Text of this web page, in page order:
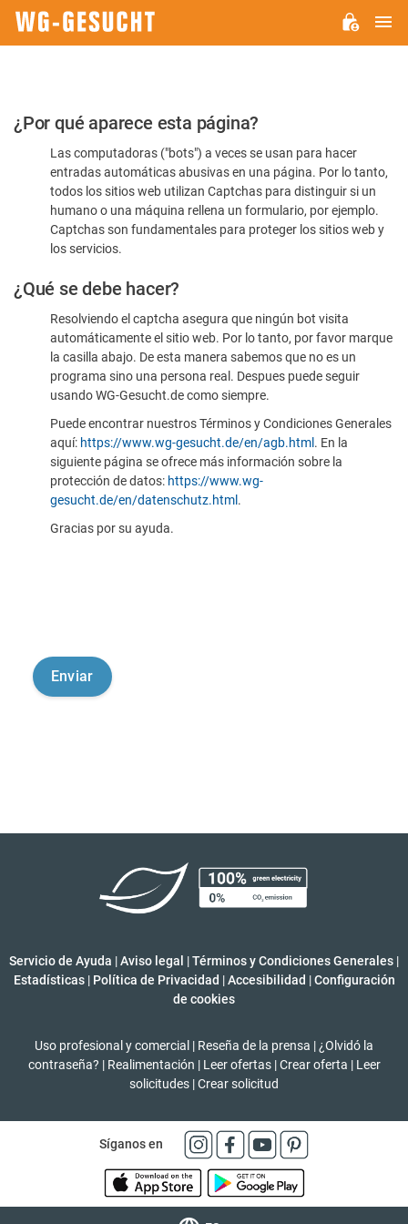
Por
favor,
confirme
humano
¿Por qué aparece esta página?
Las computadoras ("bots") a veces se usan para hacer
entradas automáticas abusivas en una página. Por lo tanto,
todos los sitios web utilizan Captchas para distinguir si un
humano o una máquina rellena un formulario, por ejemplo.
Captchas son fundamentales para proteger los sitios web y
los servicios.
¿Qué se debe hacer?
Resolviendo el captcha asegura que ningún bot visita
automáticamente el sitio web. Por lo tanto, por favor marque
la casilla abajo. De esta manera sabemos que no es un
programa sino una persona real. Despues puede seguir
usando WG-Gesucht.de como siempre.
Puede encontrar nuestros Términos y Condiciones Generales
aquí: https://www.wg-gesucht.de/en/agb.html . En la
siguiente página se ofrece más información sobre la
protección de datos: https://www.wg-
gesucht.de/en/datenschutz.html .
Gracias por su ayuda.
Servicio de Ayuda |Aviso legal |Términos y Condiciones Generales |
Estadísticas | Política de Privacidad | Accesibilidad | Configuración
de cookies
Uso profesional y comercial | Reseña de la prensa | ¿Olvidó la
contraseña? | Realimentación | Leer ofertas | Crear oferta | Leer
solicitudes |Crear solicitud
Síganos en